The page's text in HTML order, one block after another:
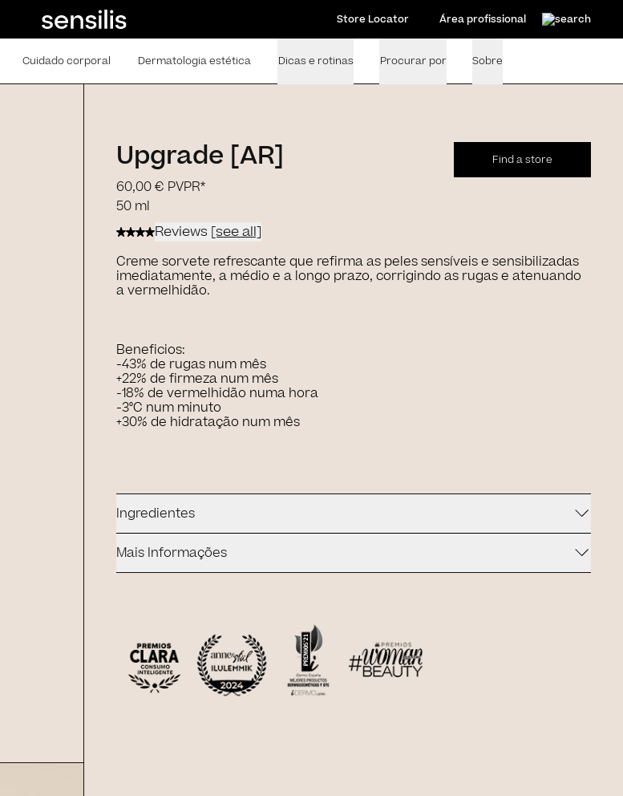
Store Locator Área profissional
Cuidado corporal Dermatologia estética Dicas e rotinas Procurar por Sobre
Upgrade [AR] Find a store
60,00 € PVPR*
50 ml
Reviews [see all]
Creme sorvete refrescante que refirma as peles sensíveis e sensibilizadas
imediatamente, a médio e a longo prazo, corrigindo as rugas e atenuando
a vermelhidão.
Beneficios:
-43% de rugas num mês
+22% de firmeza num mês
-18% de vermelhidão numa hora
-3°C num minuto
+30% de hidratação num mês
Ingredientes
Mais Informações